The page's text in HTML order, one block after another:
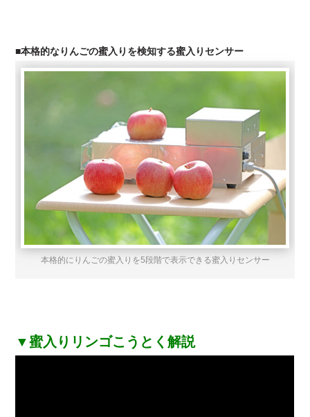
■本格的なりんごの蜜入りを検知する蜜入りセンサー
本格的にりんごの蜜入りを5段階で表示できる蜜入りセンサー
▼蜜入りリンゴこうとく解説